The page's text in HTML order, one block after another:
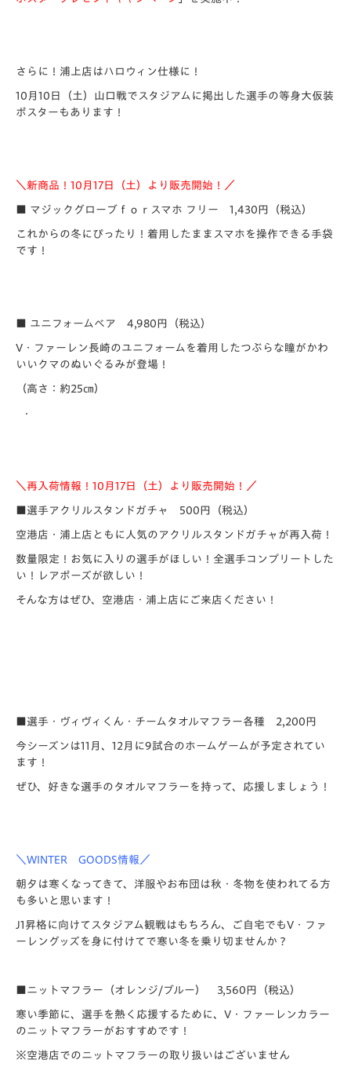
さらに！浦上店はハロウィン仕様に！
10月10日（土）山口戦でスタジアムに掲出した選手の等身大仮装
ポスターもあります！
＼新商品！10月17日（土）より販売開始！／
■ マジックグローブｆｏｒスマホ フリー 1,430円（税込）
これからの冬にぴったり！着用したままスマホを操作できる手袋
です！
■ ユニフォームベア 4,980円 （税込）
V・ファーレン長崎のユニフォームを着用したつぶらな瞳がかわ
いいクマのぬいぐるみが登場！
（高さ：約25㎝）
＼再入荷情報！10月17日（土）より販売開始！／
■選手アクリルスタンドガチャ 500円（税込）
空港店・浦上店ともに人気のアクリルスタンドガチャが再入荷！
数量限定！お気に入りの選手がほしい！全選手コンプリートした
い！レアポーズが欲しい！
そんな方はぜひ、空港店・浦上店にご来店ください！
■選手・ヴィヴィくん・チームタオルマフラー各種 2,200円
今シーズンは11月、12月に9試合のホームゲームが予定されてい
ます！
ぜひ、好きな選手のタオルマフラーを持って、応援しましょう！
＼WINTER GOODS情報／
朝夕は寒くなってきて、洋服やお布団は秋・冬物を使われてる方
も多いと思います！
J1昇格に向けてスタジアム観戦はもちろん、ご自宅でもV・ファ
ーレングッズを身に付けてで寒い冬を乗り切ませんか？
■ニットマフラー（オレンジ/ブルー） 3,560円（税込）
寒い季節に、選手を熱く応援するために、V・ファーレンカラー
のニットマフラーがおすすめです！
※空港店でのニットマフラーの取り扱いはございません